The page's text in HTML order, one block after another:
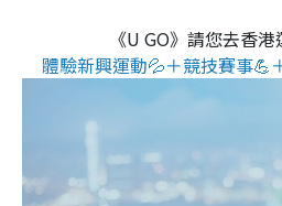
《U GO》請您去香
體驗新興運動💦＋競技賽事💪